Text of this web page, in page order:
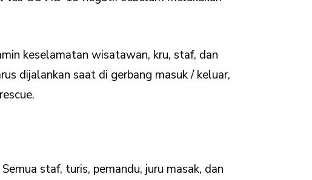
keselamatan wisatawan, kru, staf, dan
dijalankan saat di gerbang masuk / keluar,
staf, turis, pemandu, juru masak, dan